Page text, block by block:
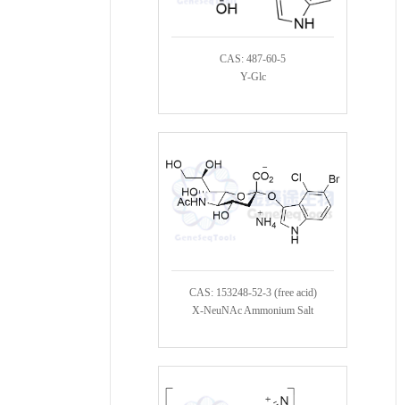
CAS: 487-60-5
Y-Glc
CAS: 153248-52-3 (free acid)
X-NeuNAc Ammonium Salt